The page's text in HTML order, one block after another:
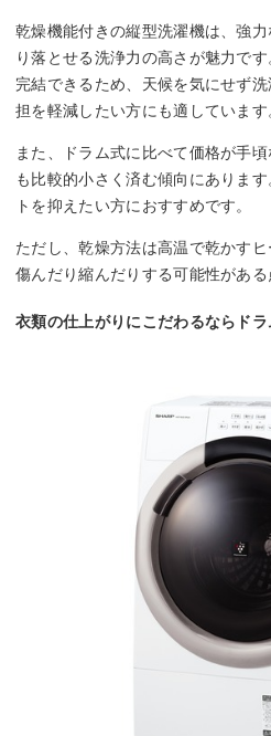
乾燥機能付きの縦型洗濯機は、強
り落とせる洗浄力の高さが魅力で
完結できるため、天候を気にせず
担を軽減したい方にも適しています
また、ドラム式に比べて価格が手
も比較的小さく済む傾向にありま
トを抑えたい方におすすめです。
ただし、乾燥方法は高温で乾かす
傷んだり縮んだりする可能性がある
衣類の仕上がりにこだわるならドラ